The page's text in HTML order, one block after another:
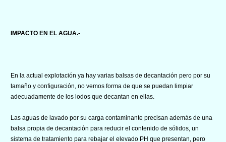
IMPACTO EN EL AGUA.-
En la actual explotación ya hay varias balsas de decantación pero por su
tamaño y configuración, no vemos forma de que se puedan limpiar
adecuadamente de los lodos que decantan en ellas.
Las aguas de lavado por su carga contaminante precisan además de una
balsa propia de decantación para reducir el contenido de sólidos, un
sistema de tratamiento para rebajar el elevado PH que presentan, pero